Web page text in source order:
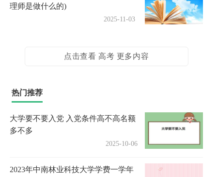
理师是做什么的)
2025-11-03
点击查看 高考 更多内容
热门推荐
大学要不要入党 入党条件高不高名额
多不多
2025-10-06
2023年中南林业科技大学学费一学年